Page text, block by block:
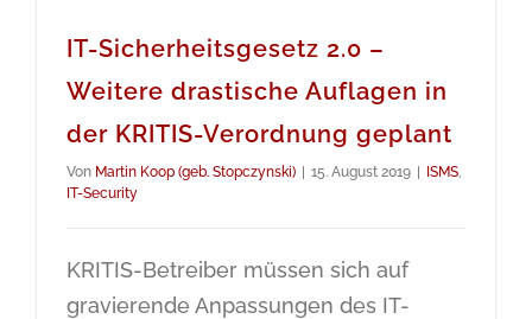
IT-Sicherheitsgesetz 2.0 –
Weitere drastische Auflagen in
der KRITIS-Verordnung geplant
Von Martin Koop (geb. Stopczynski) 15. August 2019 ISMS,
IT-Security
KRITIS-Betreiber müssen sich auf
gravierende Anpassungen des IT-